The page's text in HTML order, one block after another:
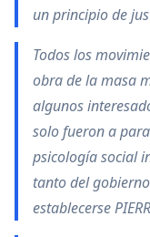
un principio de
Todos los
obra de la masa
algunos
solo fueron a
psicología social
tanto del
establecerse